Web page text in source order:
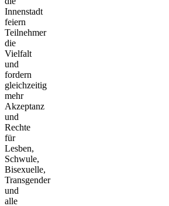
Innenstadt
feiern
Teilnehmer
die
Vielfalt
und
fordern
gleichzeitig
mehr
Akzeptanz
und
Rechte
für
Lesben,
Schwule,
Bisexuelle,
Transgender
und
alle